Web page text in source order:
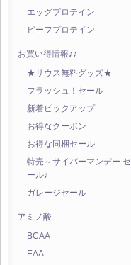
エッグプロテイン
ビーフプロテイン
お買い得情報♪♪
★サウス無料グッズ★
フラッシュ！セール
新着ピックアップ
お得なクーポン
お得な同梱セール
特売～サイバーマンデー セ
ール♪
ガレージセール
アミノ酸
BCAA
EAA